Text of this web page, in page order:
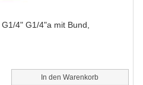
4" G1/4"a mit Bund,
In den Warenkorb